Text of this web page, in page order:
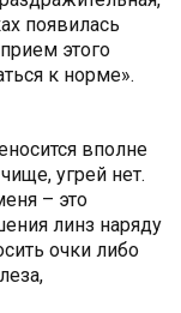
появилась
этого
к норме».
вполне
угрей нет.
– это
линз наряду
очки либо